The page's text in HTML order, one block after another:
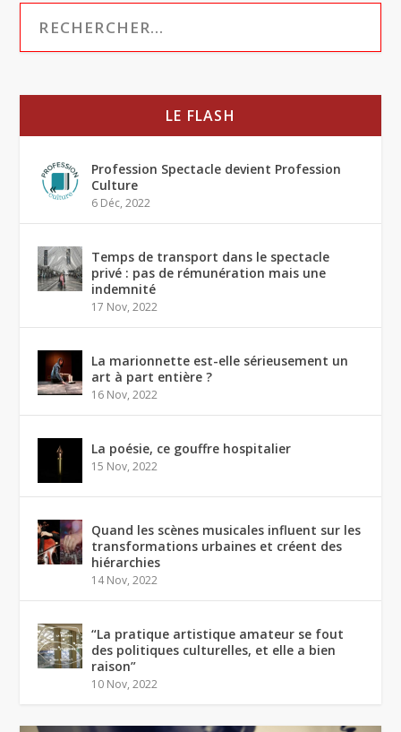
LE FLASH
Profession Spectacle devient Profession
Culture
6 Déc, 2022
Temps de transport dans le spectacle
privé : pas de rémunération mais une
indemnité
17 Nov, 2022
La marionnette est-elle sérieusement un
art à part entière ?
16 Nov, 2022
La poésie, ce gouffre hospitalier
15 Nov, 2022
Quand les scènes musicales influent sur les
transformations urbaines et créent des
hiérarchies
14 Nov, 2022
“La pratique artistique amateur se fout
des politiques culturelles, et elle a bien
raison”
10 Nov, 2022